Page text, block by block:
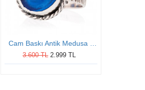
3.600 TL 2.999 TL